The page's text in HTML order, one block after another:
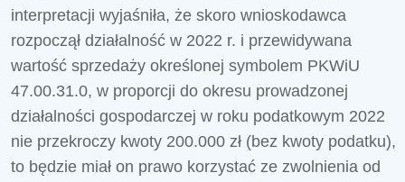
interpretacji wyjaśniła, że skoro wnioskodawca
rozpoczął działalność w 2022 r. i przewidywana
wartość sprzedaży określonej symbolem PKWiU
47.00.31.0, w proporcji do okresu prowadzonej
działalności gospodarczej w roku podatkowym 2022
nie przekroczy kwoty 200.000 zł (bez kwoty podatku),
to będzie miał on prawo korzystać ze zwolnienia od